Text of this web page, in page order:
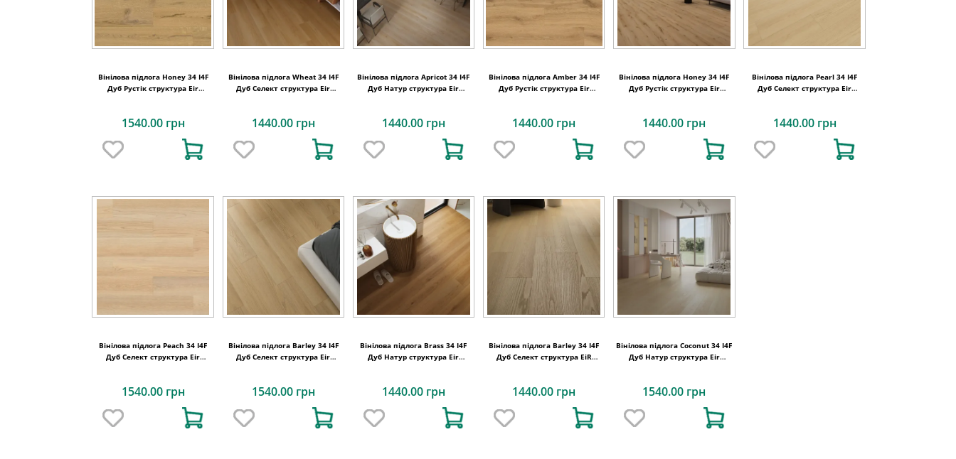
Вінілова підлога Honey 34 I4F
Дуб Рустік структура Eir
1540.00 грн
Вінілова підлога Wheat 34 I4F
Дуб Селект структура Eir
1440.00 грн
Вінілова підлога Apricot 34 I4F
Дуб Натур структура Eir
1440.00 грн
Вінілова підлога Amber 34 I4F
Дуб Рустік структура Eir
1440.00 грн
Вінілова підлога Honey 34 I4F
Дуб Рустік структура Eir
1440.00 грн
Вінілова підлога Pearl 34 I4F
Дуб Селект структура Eir
1440.00 грн
Вінілова підлога Peach 34 I4F
Дуб Селект структура Eir
1540.00 грн
Вінілова підлога Barley 34 I4F
Дуб Селект структура Eir
1540.00 грн
Вінілова підлога Brass 34 I4F
Дуб Натур структура Eir
1440.00 грн
Вінілова підлога Barley 34 I4F
Дуб Селект структура EiR
1440.00 грн
Вінілова підлога Coconut 34 I4F
Дуб Натур структура Eir
1540.00 грн